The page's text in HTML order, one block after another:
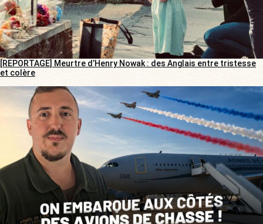
[REPORTAGE] Meurtre d’Henry Nowak : des Anglais entre tristesse
et colère